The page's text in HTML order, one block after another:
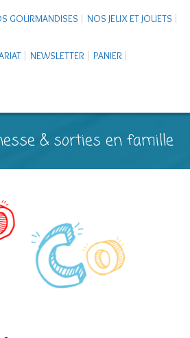
GOURMANDISES NOS JEUX ET JOUETS
NEWSLETTER PANIER
& sorties en famille